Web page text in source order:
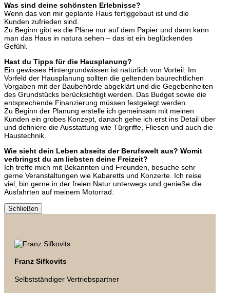
Was sind deine schönsten Erlebnisse?
Wenn das von mir geplante Haus fertiggebaut ist und die
Kunden zufrieden sind.
Zu Beginn gibt es die Pläne nur auf dem Papier und dann kann
man das Haus in natura sehen – das ist ein beglückendes
Gefühl.
Hast du Tipps für die Hausplanung?
Ein gewisses Hintergrundwissen ist natürlich von Vorteil. Im
Vorfeld der Hausplanung sollten die geltenden baurechtlichen
Vorgaben mit der Baubehörde abgeklärt und die Gegebenheiten
des Grundstücks berücksichtigt werden. Das Budget sowie die
entsprechende Finanzierung müssen festgelegt werden.
Zu Beginn der Planung erstelle ich gemeinsam mit meinen
Kunden ein grobes Konzept, danach gehe ich erst ins Detail über
und definiere die Ausstattung wie Türgriffe, Fliesen und auch die
Haustechnik.
Wie sieht dein Leben abseits der Berufswelt aus? Womit
verbringst du am liebsten deine Freizeit?
Ich treffe mich mit Bekannten und Freunden, besuche sehr
gerne Veranstaltungen wie Kabaretts und Konzerte. Ich reise
viel, bin gerne in der freien Natur unterwegs und genieße die
Ausfahrten auf meinem Motorrad.
Schließen
Franz Sifkovits
Selbstständiger Vertriebspartner